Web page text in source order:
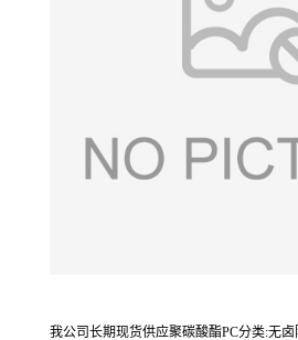
我公司长期现货供应聚碳酸酯PC分类:无